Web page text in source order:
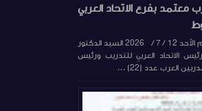
22 مدرب معتمد بفرع الاتحاد العربي
اعتمد مساء اليوم الأحد 12 / 7 / 2026 السيد الدكتور
الاتحاد العربي للتدريب ورئيس
العرب عدد (22) ...